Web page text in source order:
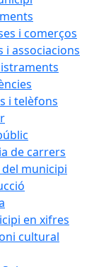
i comerços
i associacions
i telèfons
de carrers
municipi
en xifres
cultural